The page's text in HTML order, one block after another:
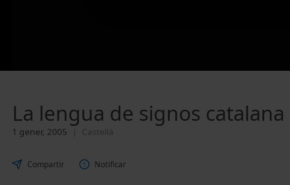
La lengua de signos catalana
1 gener, 2005 Castellà
Compartir Notificar